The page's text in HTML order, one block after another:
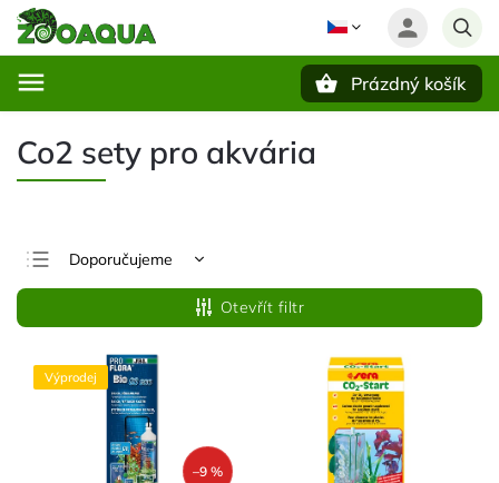
Prázdný košík
Co2 sety pro akvária
Doporučujeme
Nejlevnější
Nejdražší
Nejprodávanější
Abecedně
Otevřít filtr
Výprodej
–9 %